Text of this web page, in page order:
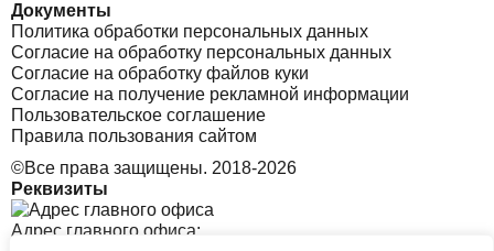
Документы
Политика обработки персональных данных
Согласие на обработку персональных данных
Согласие на обработку файлов куки
Согласие на получение рекламной информации
Пользовательское соглашение
Правила пользования сайтом
©Все права защищены. 2018-2026
Реквизиты
Адрес главного офиса: